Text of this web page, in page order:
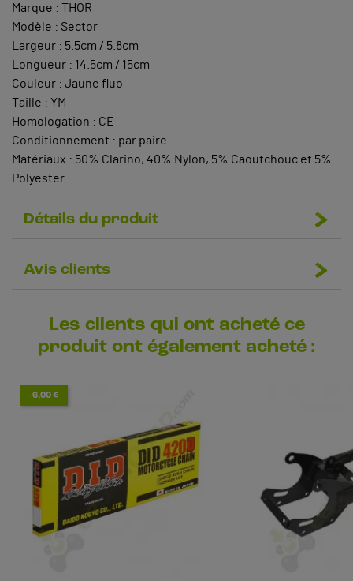
Marque : THOR
Modèle : Sector
Largeur : 5.5cm / 5.8cm
Longueur : 14.5cm / 15cm
Couleur : Jaune fluo
Taille : YM
Homologation : CE
Conditionnement : par paire
Matériaux : 50% Clarino, 40% Nylon, 5% Caoutchouc et 5%
Polyester
Détails du produit
Avis clients
Les clients qui ont acheté ce
produit ont également acheté :
-6,00 €